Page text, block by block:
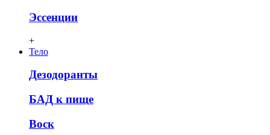
Эссенции
+
Тело
Дезодоранты
БАД к пище
Воск